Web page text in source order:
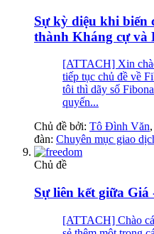
Sự kỳ diệu khi biến
thành Kháng cự và
[ATTACH] Xin
tiếp tục chủ đề về
tôi thì dãy số
quyến...
Chủ đề bởi: Tô Đình Văn,
đàn: Chuyên mục giao
Chủ đề
Sự liên kết giữa Giá
[ATTACH] Chào